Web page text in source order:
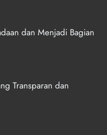
dan Menjadi Bagian
Transparan dan